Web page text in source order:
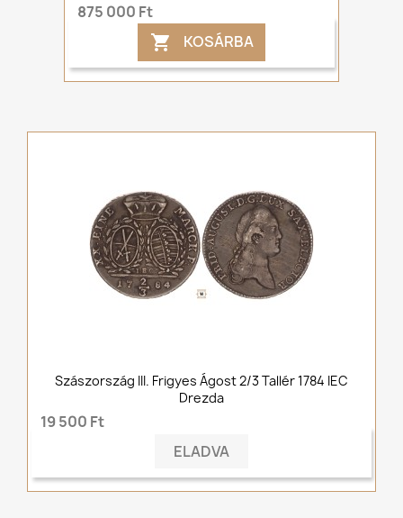
875 000 Ft
 KOSÁRBA
Szászország III. Frigyes Ágost 2/3 Tallér 1784 IEC
Drezda
19 500 Ft
ELADVA